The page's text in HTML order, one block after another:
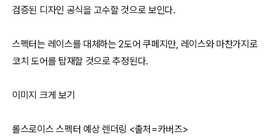
검증된 디자인 공식을 고수할 것으로 보인다.
스펙터는 레이스를 대체하는 2도어 쿠페지만, 레이스와 마찬가지로
코치 도어를 탑재할 것으로 추정된다.
이미지 크게 보기
롤스로이스 스펙터 예상 렌더링 <출처=카버즈>